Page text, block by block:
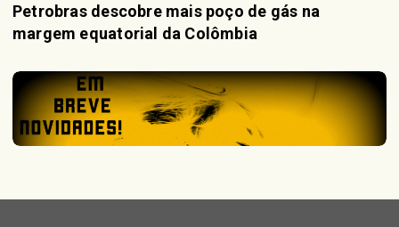
Petrobras descobre mais poço de gás na
margem equatorial da Colômbia